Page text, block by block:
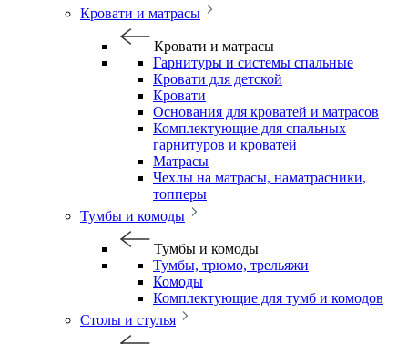
Кровати и матрасы
Кровати и матрасы
Гарнитуры и системы спальные
Кровати для детской
Кровати
Основания для кроватей и матрасов
Комплектующие для спальных
гарнитуров и кроватей
Матрасы
Чехлы на матрасы, наматрасники,
топперы
Тумбы и комоды
Тумбы и комоды
Тумбы, трюмо, трельяжи
Комоды
Комплектующие для тумб и комодов
Столы и стулья